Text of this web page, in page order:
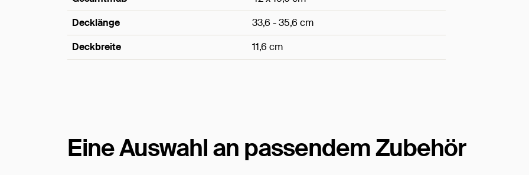
Decklänge
33,6 - 35,6 cm
Deckbreite
11,6 cm
Eine Auswahl an passendem Zubehör